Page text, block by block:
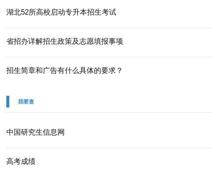
湖北52所高校启动专升本招生考试
省招办详解招生政策及志愿填报事项
招生简章和广告有什么具体的要求？
我要查
中国研究生信息网
高考成绩